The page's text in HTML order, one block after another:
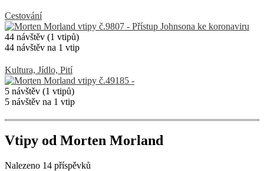
Cestování
44 návštěv (1 vtipů)
44 návštěv na 1 vtip
Kultura, Jídlo, Pití
5 návštěv (1 vtipů)
5 návštěv na 1 vtip
Vtipy od Morten Morland
Nalezeno 14 příspěvků